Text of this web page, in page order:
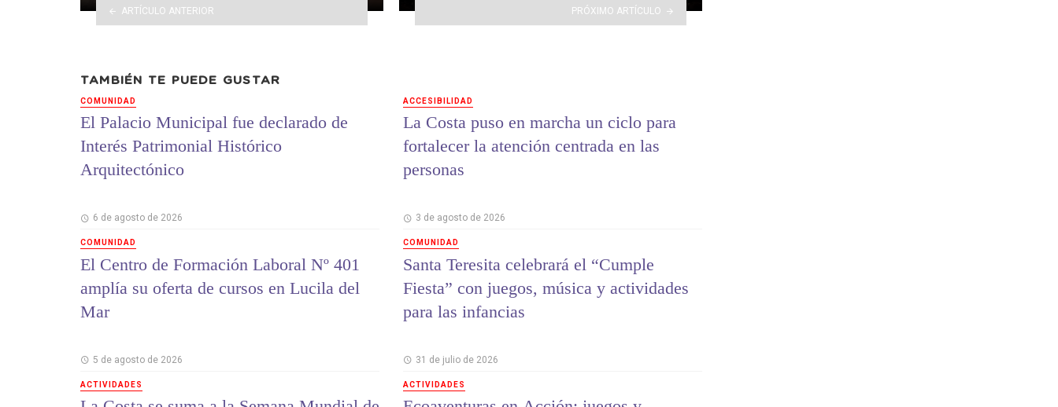
ARTÍCULO ANTERIOR PRÓXIMO ARTÍCULO
TAMBIÉN TE PUEDE GUSTAR
COMUNIDAD
El Palacio Municipal fue declarado de
Interés Patrimonial Histórico
Arquitectónico
6 de agosto de 2026
COMUNIDAD
El Centro de Formación Laboral Nº 401
amplía su oferta de cursos en Lucila del
Mar
5 de agosto de 2026
ACTIVIDADES
ACCESIBILIDAD
La Costa puso en marcha un ciclo para
fortalecer la atención centrada en las
personas
3 de agosto de 2026
COMUNIDAD
Santa Teresita celebrará el “Cumple
Fiesta” con juegos, música y actividades
para las infancias
31 de julio de 2026
ACTIVIDADES